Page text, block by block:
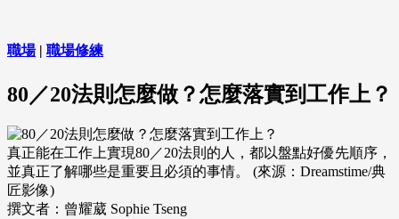
職場| 職場修練
80／20法則怎麼做？怎麼落實到工作上？
真正能在工作上實現80／20法則的人，都以盤點好優先順序，
並真正了解哪些是重要且必須的事情。 (來源：Dreamstime/典
匠影像)
撰文者：曾耀葳 Sophie Tseng